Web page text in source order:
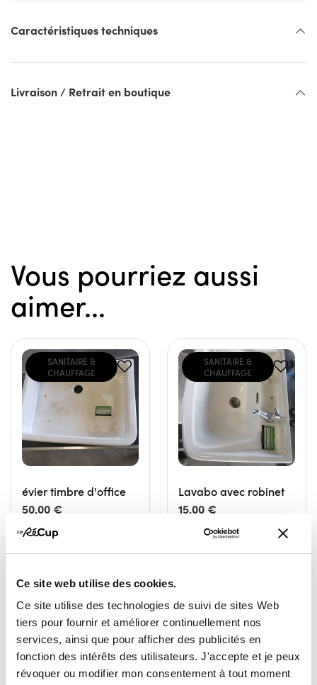
Ce site web utilise des cookies.
Ce site utilise des technologies de suivi de sites Web
tiers pour fournir et améliorer continuellement nos
services, ainsi que pour afficher des publicités en
fonction des intérêts des utilisateurs. J'accepte et je peux
révoquer ou modifier mon consentement à tout moment
Caractéristiques techniques
Livraison / Retrait en boutique
Vous pourriez aussi
aimer...
SANITAIRE &
CHAUFFAGE
évier timbre d'office
50,00 €
RESSOURCERIE LE CARRÉ
TOURNAI
SANITAIRE &
CHAUFFAGE
Lavabo avec robinet
15,00 €
RESSOURCERIE LE CARRÉ
TOURNAI
SANITAIRE &
SANITAIRE &